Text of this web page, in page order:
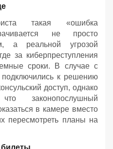
такая «ошибка
не просто
а реальной угрозой
за киберпреступления
сроки. В случае с
к решению
доступ, однако
законопослушный
в камере вместо
пересмотреть планы на
билеты